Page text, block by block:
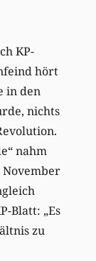
KP-
hört
in den
nichts
nahm
November
Blatt: „Es
zu